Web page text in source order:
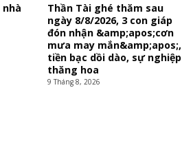
Thần Tài ghé thăm sau
ngày 8/8/2026, 3 con giáp
đón nhận &amp;apos;cơn
mưa may mắn&amp;apos;,
tiền bạc dồi dào, sự nghiệp
thăng hoa
9 Tháng 8, 2026